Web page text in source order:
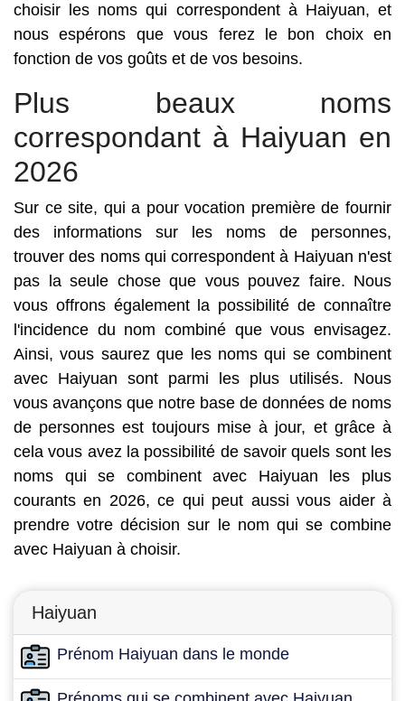
choisir les noms qui correspondent à Haiyuan, et
nous espérons que vous ferez le bon choix en
fonction de vos goûts et de vos besoins.
Plus beaux noms
correspondant à Haiyuan en
2026
Sur ce site, qui a pour vocation première de fournir
des informations sur les noms de personnes,
trouver des noms qui correspondent à Haiyuan n'est
pas la seule chose que vous pouvez faire. Nous
vous offrons également la possibilité de connaître
l'incidence du nom combiné que vous envisagez.
Ainsi, vous saurez que les noms qui se combinent
avec Haiyuan sont parmi les plus utilisés. Nous
vous avançons que notre base de données de noms
de personnes est toujours mise à jour, et grâce à
cela vous avez la possibilité de savoir quels sont les
noms qui se combinent avec Haiyuan les plus
courants en 2026, ce qui peut aussi vous aider à
prendre votre décision sur le nom qui se combine
avec Haiyuan à choisir.
Haiyuan
Prénom Haiyuan dans le monde